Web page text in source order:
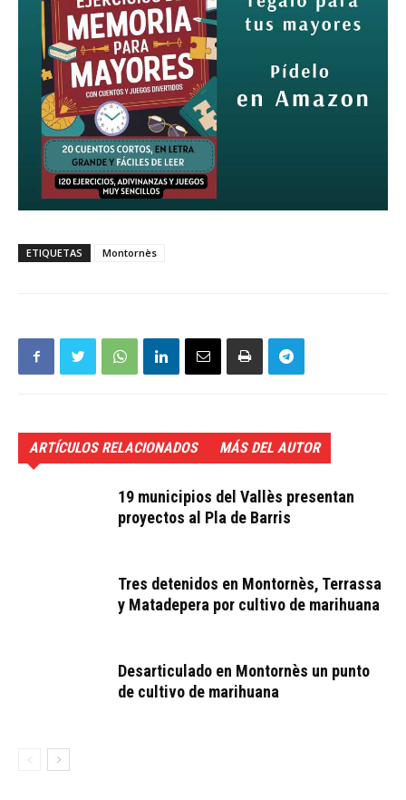
ETIQUETAS Montornès
ARTÍCULOS RELACIONADOS MÁS DEL AUTOR
19 municipios del Vallès presentan
proyectos al Pla de Barris
Tres detenidos en Montornès, Terrassa
y Matadepera por cultivo de marihuana
Desarticulado en Montornès un punto
de cultivo de marihuana